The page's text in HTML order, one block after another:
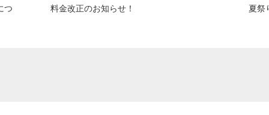
つ
料金改正のお知らせ！ 夏祭